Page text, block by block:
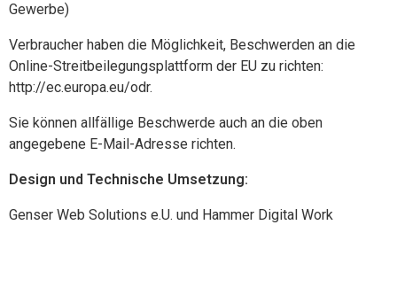
Gewerbe)
Verbraucher haben die Möglichkeit, Beschwerden an die
Online-Streitbeilegungsplattform der EU zu richten:
http://ec.europa.eu/odr.
Sie können allfällige Beschwerde auch an die oben
angegebene E-Mail-Adresse richten.
Design und Technische Umsetzung:
Genser Web Solutions e.U. und Hammer Digital Work